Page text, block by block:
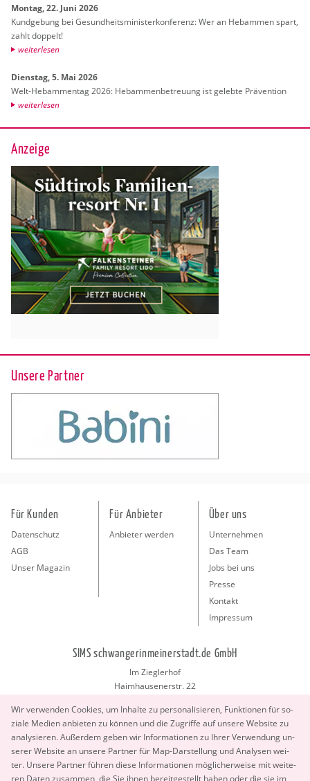
Mon­tag, 22. Juni 2026
Kund­ge­bung bei Ge­sund­heits­mi­nis­ter­kon­fe­renz: Wer an Heb­am­men spart,
zahlt dop­pelt!
wei­ter­le­sen
Diens­tag, 5. Mai 2026
Welt-Heb­am­men­tag 2026: Heb­am­men­be­treu­ung ist ge­leb­te Prä­ven­ti­on
wei­ter­le­sen
Anzeige
Unsere Partner
Wir ver­wen­den Coo­kies, um In­hal­te zu per­so­na­li­sie­ren, Funk­tio­nen für so­
zia­le Me­di­en an­bie­ten zu kön­nen und die Zu­grif­fe auf un­se­re Web­site zu
ana­ly­sie­ren. Au­ßer­dem geben wir In­for­ma­tio­nen zu Ihrer Ver­wen­dung un­
se­rer Web­site an un­se­re Part­ner für Map-Dar­stel­lung und Ana­ly­sen wei­
ter. Un­se­re Part­ner füh­ren diese In­for­ma­tio­nen mög­li­cher­wei­se mit wei­te­
ren Daten zu­sam­men, die Sie ihnen be­reit­ge­stellt haben oder die sie im
Für Kunden
Datenschutz
AGB
Unser Magazin
Für Anbieter
Anbieter werden
Über uns
Unternehmen
Das Team
Jobs bei uns
Presse
Kontakt
Impressum
SIMS schwangerinmeinerstadt.de GmbH
Im Zieglerhof
Haimhausenerstr. 22
info@schwangerinmeinerstadt.de